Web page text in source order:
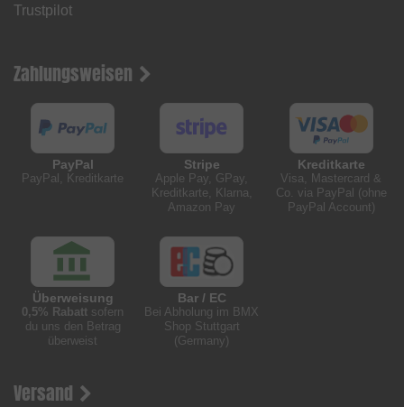
Trustpilot
Zahlungsweisen
PayPal
PayPal, Kreditkarte
Stripe
Apple Pay, GPay,
Kreditkarte, Klarna,
Amazon Pay
Kreditkarte
Visa, Mastercard &
Co. via PayPal (ohne
PayPal Account)
Überweisung
0,5% Rabatt sofern
du uns den Betrag
überweist
Bar / EC
Bei Abholung im BMX
Shop Stuttgart
(Germany)
Versand